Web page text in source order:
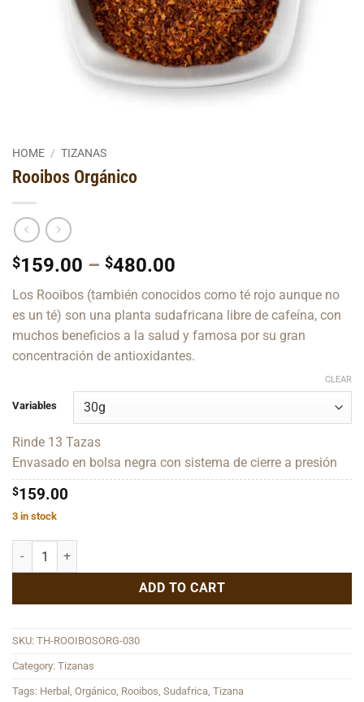
HOME / TIZANAS
Rooibos Orgánico
$159.00 – $480.00
range:
$159.00
through
$480.00
Los Rooibos (también conocidos como té rojo aunque no
es un té) son una planta sudafricana libre de cafeína, con
muchos beneficios a la salud y famosa por su gran
concentración de antioxidantes.
Variables
CLEAR
Rinde 13 Tazas
Envasado en bolsa negra con sistema de cierre a presión
$159.00
3 in stock
Rooibos Orgánico quantity
ADD TO CART
SKU: TH-ROOIBOSORG-030
Category: Tizanas
Tags: Herbal Orgánico Rooibos Sudafrica Tizana